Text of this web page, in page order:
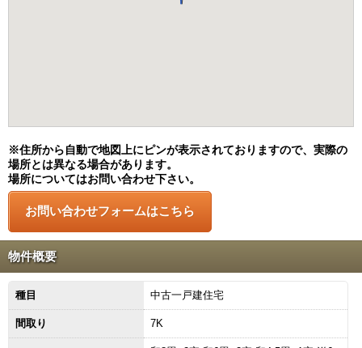
※住所から自動で地図上にピンが表示されておりますので、実際の
場所とは異なる場合があります。
場所についてはお問い合わせ下さい。
物件概要
種目 中古一戸建住宅
間取り 7K